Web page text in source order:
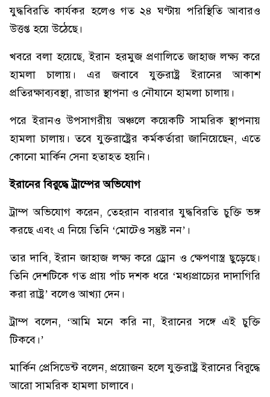
যুদ্ধবিরতি কার্যকর হলেও গত ২৪ ঘণ্টায় পরিস্থিতি আবারও
উত্তপ্ত হয়ে উঠেছে।
খবরে বলা হয়েছে, ইরান হরমুজ প্রণালিতে জাহাজ লক্ষ্য করে
হামলা চালায়। এর জবাবে যুক্তরাষ্ট্র ইরানের আকাশ
প্রতিরক্ষাব্যবস্থা, রাডার স্থাপনা ও নৌযানে হামলা চালায়।
পরে ইরানও উপসাগরীয় অঞ্চলে কয়েকটি সামরিক স্থাপনায়
হামলা চালায়। তবে যুক্তরাষ্ট্রের কর্মকর্তারা জানিয়েছেন, এতে
কোনো মার্কিন সেনা হতাহত হয়নি।
ইরানের বিরুদ্ধে ট্রাম্পের অভিযোগ
ট্রাম্প অভিযোগ করেন, তেহরান বারবার যুদ্ধবিরতি চুক্তি ভঙ্গ
করছে এবং এ নিয়ে তিনি ‘মোটেও সন্তুষ্ট নন’।
তার দাবি, ইরান জাহাজ লক্ষ্য করে ড্রোন ও ক্ষেপণাস্ত্র ছুড়েছে।
তিনি দেশটিকে গত প্রায় পাঁচ দশক ধরে ‘মধ্যপ্রাচ্যের দাদাগিরি
করা রাষ্ট্র’ বলেও আখ্যা দেন।
ট্রাম্প বলেন, ‘আমি মনে করি না, ইরানের সঙ্গে এই চুক্তি
টিকবে।’
মার্কিন প্রেসিডেন্ট বলেন, প্রয়োজন হলে যুক্তরাষ্ট্র ইরানের বিরুদ্ধে
আরো সামরিক হামলা চালাবে।